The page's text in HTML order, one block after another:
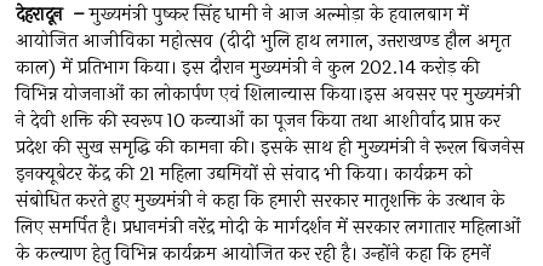
देहरादून –मुख्यमंत्री पुष्कर सिंह धामी ने आज अल्मोड़ा के हवालबाग में
आयोजित आजीविका महोत्सव (दीदी भुलि हाथ लगाल, उत्तराखण्ड हौल अमृत
काल) में प्रतिभाग किया। इस दौरान मुख्यमंत्री ने कुल ₹202.14 करोड़ की
विभिन्न योजनाओं का लोकार्पण एवं शिलान्यास किया।इस अवसर पर मुख्यमंत्री
ने देवी शक्ति की स्वरूप 10 कन्याओं का पूजन किया तथा आशीर्वाद प्राप्त कर
प्रदेश की सुख समृद्धि की कामना की। इसके साथ ही मुख्यमंत्री ने रूरल बिजनेस
इनक्यूबेटर केंद्र की 21 महिला उद्यमियों से संवाद भी किया। कार्यक्रम को
संबोधित करते हुए मुख्यमंत्री ने कहा कि हमारी सरकार मातृशक्ति के उत्थान के
लिए समर्पित है। प्रधानमंत्री नरेंद्र मोदी के मार्गदर्शन में सरकार लगातार महिलाओं
के कल्याण हेतु विभिन्न कार्यक्रम आयोजित कर रही है। उन्होंने कहा कि हमनें